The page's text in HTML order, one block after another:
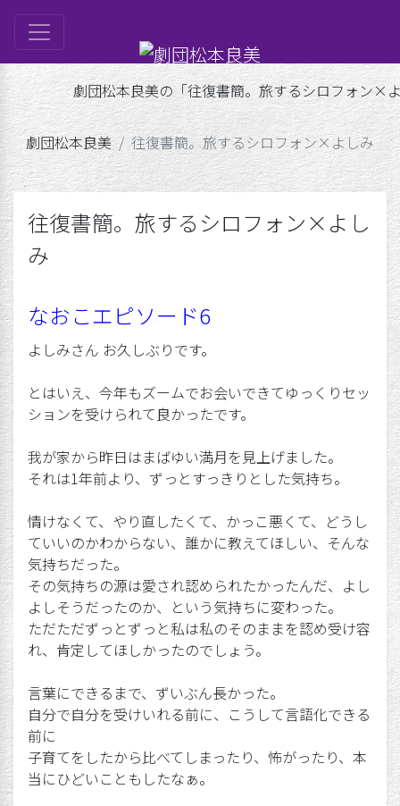
プ
劇団松本良美 往復書簡。旅するシロフォン×よしみ
劇団松本良美の「往復書簡。旅するシロフォン×よしみ
往復書簡。旅するシロフォン×よし
み
なおこエピソード6
よしみさん お久しぶりです。
とはいえ、今年もズームでお会いできてゆっくりセッ
ションを受けられて良かったです。
我が家から昨日はまばゆい満月を見上げました。
それは1年前より、ずっとすっきりとした気持ち。
情けなくて、やり直したくて、かっこ悪くて、どうし
ていいのかわからない、誰かに教えてほしい、そんな
気持ちだった。
その気持ちの源は愛され認められたかったんだ、よし
よしそうだったのか、という気持ちに変わった。
ただただずっとずっと私は私のそのままを認め受け容
れ、肯定してほしかったのでしょう。
言葉にできるまで、ずいぶん長かった。
自分で自分を受けいれる前に、こうして言語化できる
前に
子育てをしたから比べてしまったり、怖がったり、本
当にひどいこともしたなぁ。